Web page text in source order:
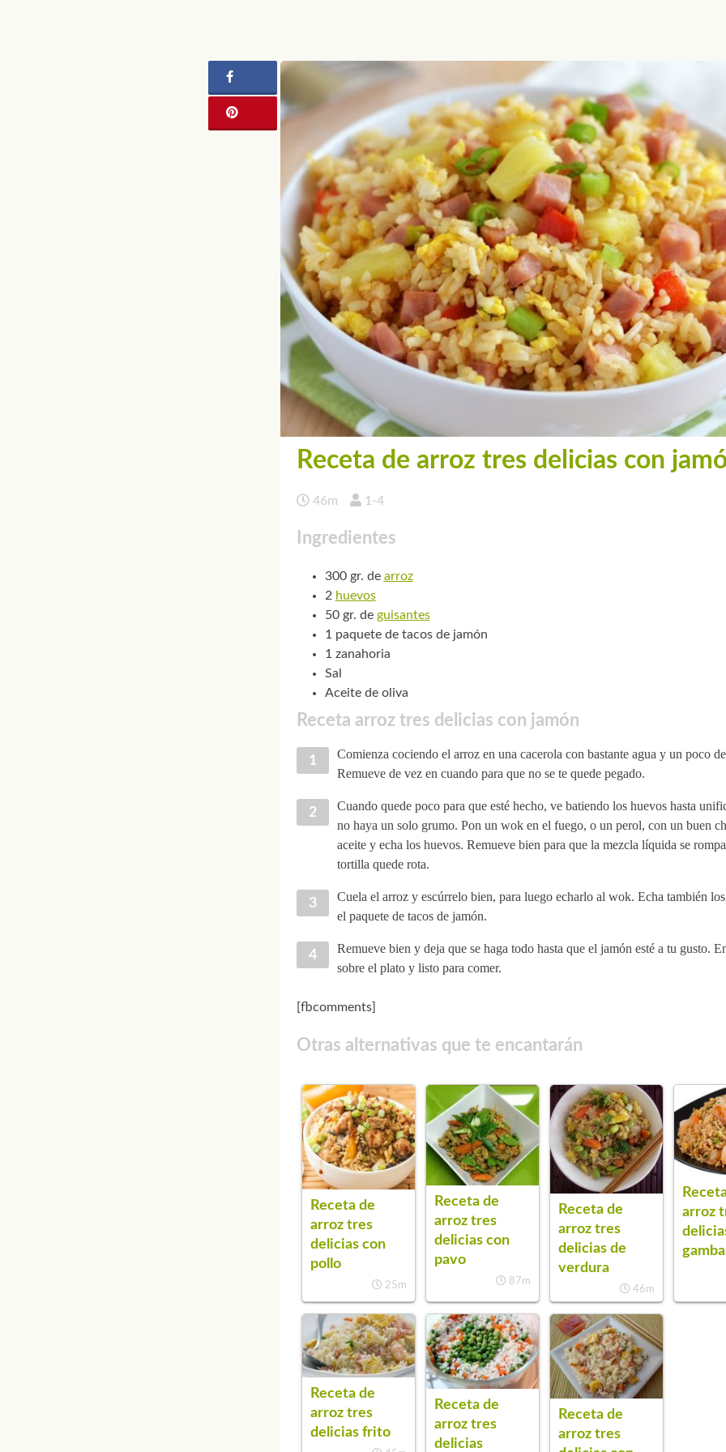
Receta de arroz tres delicias con
46m 1-4
Ingredientes
300 gr. de arroz
2 huevos
50 gr. de guisantes
1 paquete de tacos de jamón
1 zanahoria
Sal
Aceite de oliva
Receta arroz tres delicias con jamón
Comienza cociendo el arroz en una cacerola con bastante agua y un poco
Remueve de vez en cuando para que no se te quede pegado.
Cuando quede poco para que esté hecho, ve batiendo los huevos hasta
no haya un solo grumo. Pon un wok en el fuego, o un perol, con un buen
aceite y echa los huevos. Remueve bien para que la mezcla líquida se
tortilla quede rota.
Cuela el arroz y escúrrelo bien, para luego echarlo al wok. Echa también
el paquete de tacos de jamón.
Remueve bien y deja que se haga todo hasta que el jamón esté a tu gusto.
sobre el plato y listo para comer.
[fbcomments]
Otras alternativas que te encantarán
Receta de
arroz tres
delicias con
pollo
25m
Receta de
arroz tres
delicias con
pavo
87m
Receta de
arroz tres
delicias de
verdura
46m
arroz
Receta de
arroz tres
delicias frito
Receta de
arroz tres
delicias
Receta de
arroz tres